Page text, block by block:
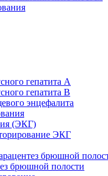
гепатита А
гепатита В
энцефалита
(ЭКГ)
ЭКГ
брюшной
брюшной полости